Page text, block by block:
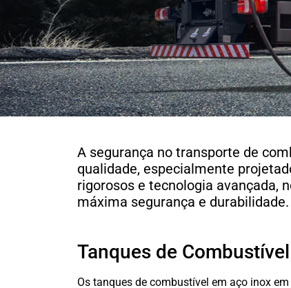
A segurança no transporte de
qualidade, especialmente
rigorosos e tecnologia avançada,
máxima segurança e durabilidade.
Tanques de
Os tanques de combustível em aço inox